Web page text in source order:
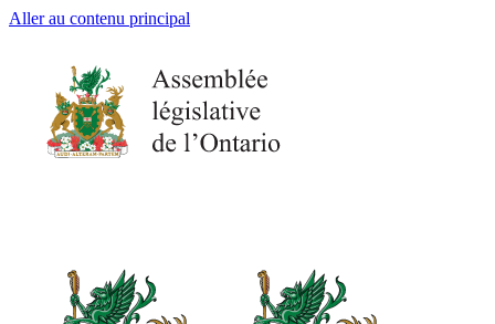
Aller au contenu principal